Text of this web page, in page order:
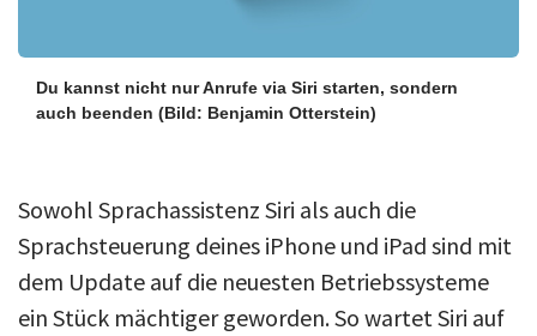
Du kannst nicht nur Anrufe via Siri starten, sondern
auch beenden (Bild: Benjamin Otterstein)
Sowohl Sprachassistenz Siri als auch die
Sprachsteuerung deines iPhone und iPad sind mit
dem Update auf die neuesten Betriebssysteme
ein Stück mächtiger geworden. So wartet Siri auf